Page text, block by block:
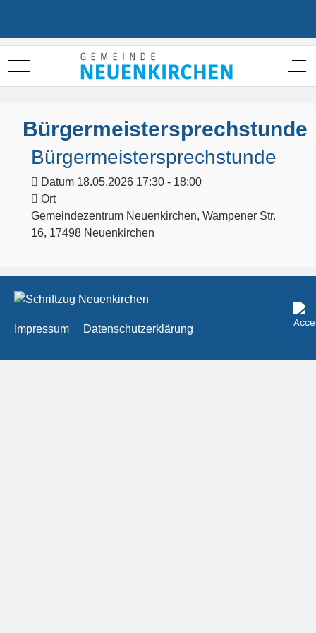
Mobile Menu Toggle Off-
Bürgermeistersprechstunde
Bürgermeistersprechstunde
Datum 18.05.2026 17:30 - 18:00
Ort
Gemeindezentrum Neuenkirchen, Wampener Str.
16, 17498 Neuenkirchen
Impressum Datenschutzerklärung